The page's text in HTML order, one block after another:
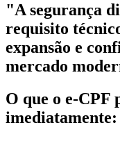
"A segurança
requisito
expansão e
mercado
O que o e-CPF
imediatamente: